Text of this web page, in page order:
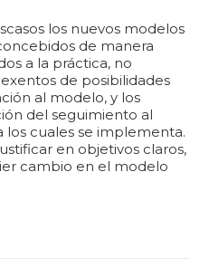
los nuevos modelos
de manera
a la práctica, no
de posibilidades
al modelo, y los
del seguimiento al
los cuales se implementa.
en objetivos claros,
cambio en el modelo